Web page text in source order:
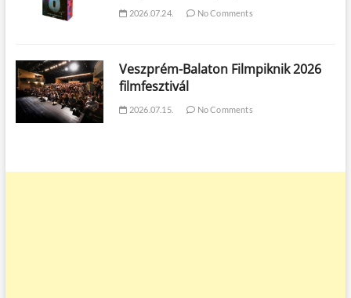
2026.07.24. No Comments
Veszprém-Balaton Filmpiknik 2026
filmfesztivál
2026.07.15. No Comments